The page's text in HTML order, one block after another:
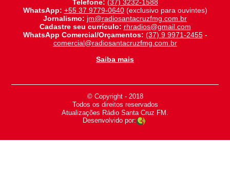
Telefone: (37) 3232-1588
WhatsApp: +55 37 9779-0640(exclusivo para ouvintes)
Jornalismo: jm@radiosantacruzfmg.com.br
Cadastre seu currículo: rhradios@gmail.com
WhatsApp Comercial/Orçamentos: (37) 9 9971-2455-
comercial@radiosantacruzfmg.com.br
Saiba mais
© Copyright - 2018
-
Todos os direitos reservados
-
Atualizações Rádio Santa Cruz FM.
Desenvolvido por: